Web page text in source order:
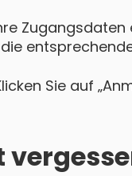
Sie auf